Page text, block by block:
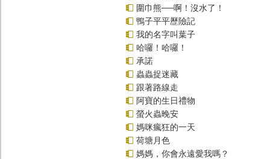
圍巾熊──啊！沒水了！
鴨子平平歷險記
我的名字叫葉子
哈囉！哈囉！
承諾
蟲蟲捉迷藏
跟著路線走
阿寶的生日禮物
螢火蟲晚安
媽咪瘋狂的一天
荷塘月色
媽媽，你會永遠愛我嗎？